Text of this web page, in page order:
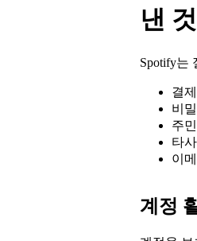
낸
Spotify는
결
비
주
타
이
계정